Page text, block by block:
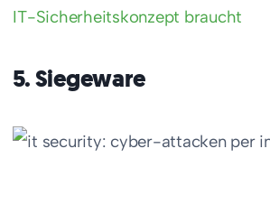
IT-Sicherheitskonzept braucht
5. Siegeware